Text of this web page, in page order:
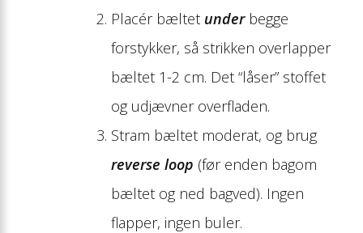
Placér bæltet underbegge
forstykker, så strikken overlapper
bæltet 1-2 cm. Det “låser” stoffet
og udjævner overfladen.
Stram bæltet moderat, og brug
reverse loop (før enden bagom
bæltet og ned bagved). Ingen
flapper, ingen buler.